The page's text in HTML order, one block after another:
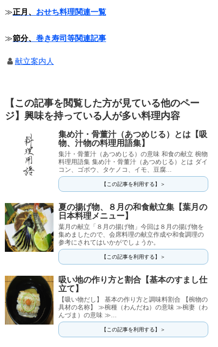
≫正月、 おせち料理関連一覧
≫節分、 巻き寿司等関連記事
献立案内人
【この記事を閲覧した方が見ている他のペー
ジ】興味を持っている人が多い料理内容
集め汁・骨董汁（あつめじる）とは【吸
物、汁物の料理用語集】
集汁・骨董汁（あつめじる）の意味 和食の献立 椀物
料理用語集 集め汁・骨董汁（あつめじる）とは ダイ
コン、ゴボウ、タケノコ、イモ、豆腐...
【この記事を利用する】＞
夏の揚げ物、８月の和食献立集【葉月の
日本料理メニュー】
葉月の献立「８月の揚げ物」今回は８月の揚げ物を
集めましたので、会席料理の献立作成や和食調理の
参考にされてはいかがでしょうか。
【この記事を利用する】＞
吸い地の作り方と割合【基本のすまし仕
立て】
【吸い物だし】 基本の作り方と調味料割合 【椀物の
具材の名称】 ≫椀種（わんだね）の意味 ≫椀妻（わ
んづま）の意味 ≫...
【この記事を利用する】＞